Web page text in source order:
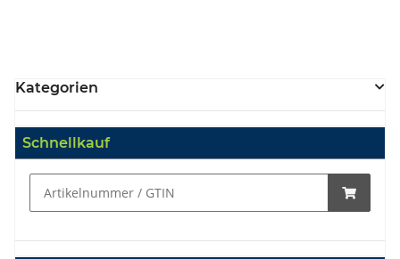
Kategorien
Schnellkauf